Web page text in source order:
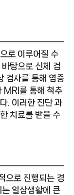
로 이루어질 수
탕으로 신체 검
검사를 통해 염증
MRI를 통해 척추
. 이러한 진단 과
치료를 받을 수
으로 진행되는 경
일상생활에 큰